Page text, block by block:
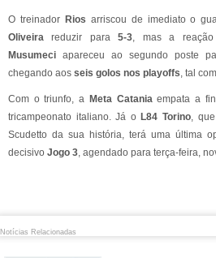
O treinador Rios arriscou de imediato o
Oliveira reduzir para5-3, mas a reação
Musumeci apareceu ao segundo poste
chegando aos seis golos nos playoffs, tal
Com o triunfo, a Meta Cataniaempata a
tricampeonato italiano. Já o L84 Torino,
Scudetto da sua história, terá uma última
decisivo Jogo 3, agendado para terça-feira,
Notícias Relacionadas